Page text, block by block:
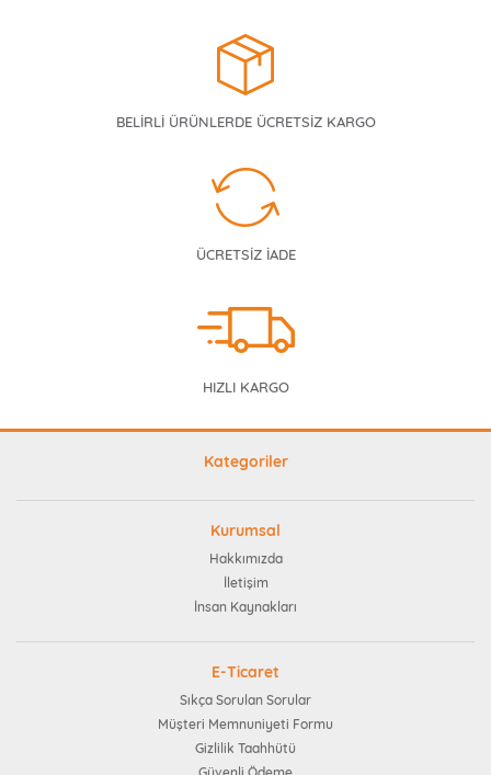
BELİRLİ ÜRÜNLERDE ÜCRETSİZ KARGO
ÜCRETSİZ İADE
HIZLI KARGO
Kategoriler
Kurumsal
Hakkımızda
İletişim
İnsan Kaynakları
E-Ticaret
Sıkça Sorulan Sorular
Müşteri Memnuniyeti Formu
Gizlilik Taahhütü